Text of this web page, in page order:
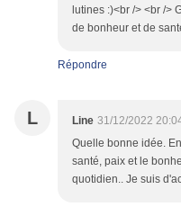
lutines :)<br /> <br />
de bonheur et de
Répondre
L Line 31/12/2022
Quelle bonne idée.
santé, paix et le
quotidien.. Je suis